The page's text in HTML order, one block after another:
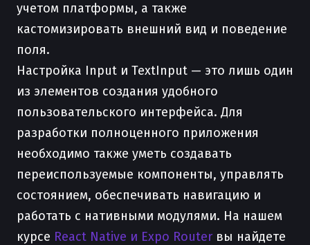
учетом платформы, а также
кастомизировать внешний вид и поведение
поля.
Настройка Input и TextInput — это лишь один
из элементов создания удобного
пользовательского интерфейса. Для
разработки полноценного приложения
необходимо также уметь создавать
переиспользуемые компоненты, управлять
состоянием, обеспечивать навигацию и
работать с нативными модулями. На нашем
курсе React Native и Expo Router вы найдете